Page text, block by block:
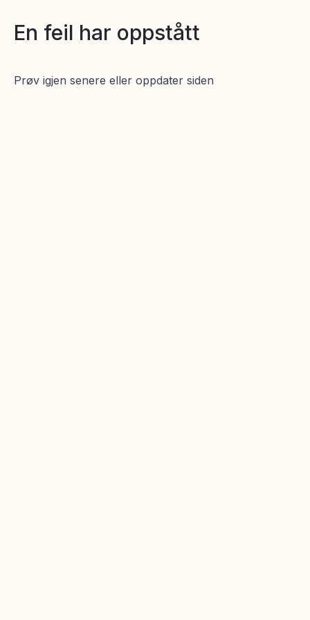
En feil har oppstått
Prøv igjen senere eller oppdater siden